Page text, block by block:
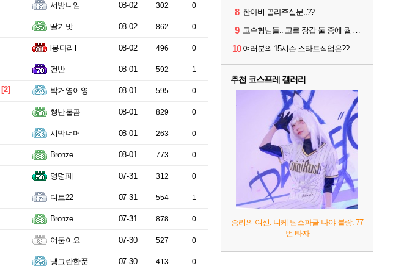
서방니임 08-02 302 0
딸기맛 08-02 862 0
l봉다리l 08-02 496 0
건반 08-01 592 1
[2] 박거영이영 08-01 595 0
썽난불곰 08-01 829 0
시박너머 08-01 263 0
Bronze 08-01 773 0
엉덩페 07-31 312 0
디트22 07-31 554 1
Bronze 07-31 878 0
어둠이요 07-30 527 0
땡그란한푼 07-30 413 0
8 한아비 골라주실분..??
9 고수형님들.. 고르 장갑 둘 중에 뭘 써야할까요?
10 여러분의 15시즌 스타트직업은??
추천 코스프레 갤러리
승리의 여신: 니케 팀스파클-나야 블랑: 77
번 타자